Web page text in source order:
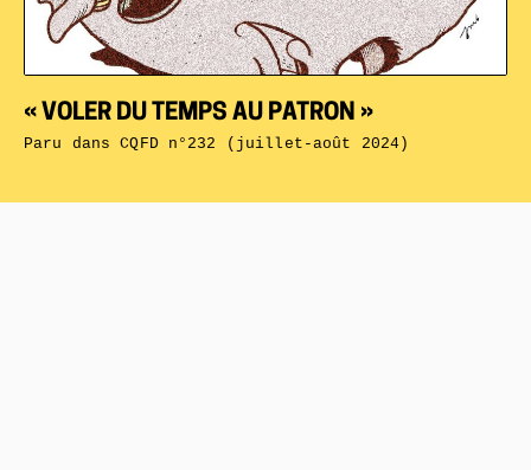
« VOLER DU TEMPS AU PATRON »
Paru dansCQFD n°232 (juillet-août 2024)